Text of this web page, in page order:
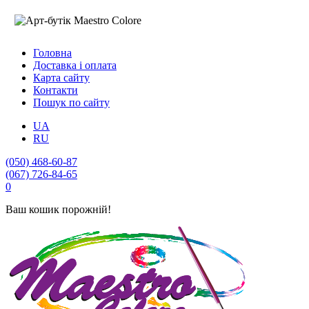
Головна
Доставка і оплата
Карта сайту
Контакти
Пошук по сайту
UA
RU
(050) 468-60-87
(067) 726-84-65
0
Ваш кошик порожній!